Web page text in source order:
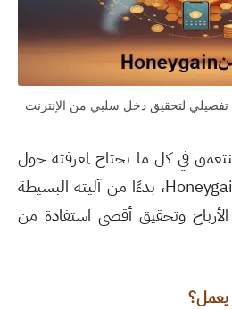
في كل ما تحتاج لمعرفته حول
كيفية الربح من تطبيق Honeygain، بدءًا من آليته البسيطة
الأرباح وتحقيق أقصى استفادة من